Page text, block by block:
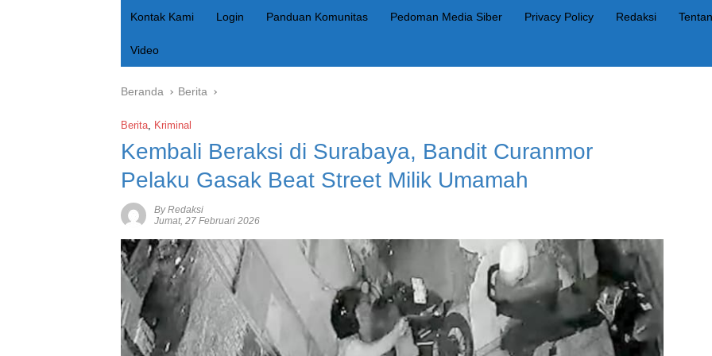
Kontak Kami Login Panduan Komunitas Pedoman Media Siber Privacy Policy Redaksi
Video
Beranda Berita
Berita, Kriminal
Kembali Beraksi di Surabaya, Bandit Curanmor
Pelaku Gasak Beat Street Milik Umamah
By Redaksi
Jumat, 27 Februari 2026